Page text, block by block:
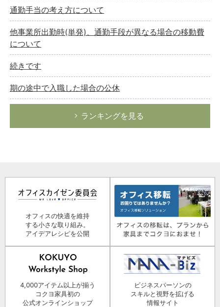
通勤手当の考え方について
他事業所出勤時(単発)、通勤手段が異なる場合の移動費
について
続きです
期の途中で入職した場合の公休
ランキングを見る
オフィスの快適を維持
する小さな取り組み。
アイデアレシピを公開
4,000アイテム以上が揃う
コクヨ家具初の
公式オンラインショップ
ビジネスパーソンの
スキルと視野を拡げる
情報サイト